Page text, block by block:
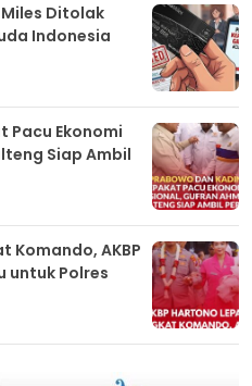
Ditolak
Indonesia
Pacu Ekonomi
Siap Ambil
Komando, AKBP
untuk Polres
Kapolres